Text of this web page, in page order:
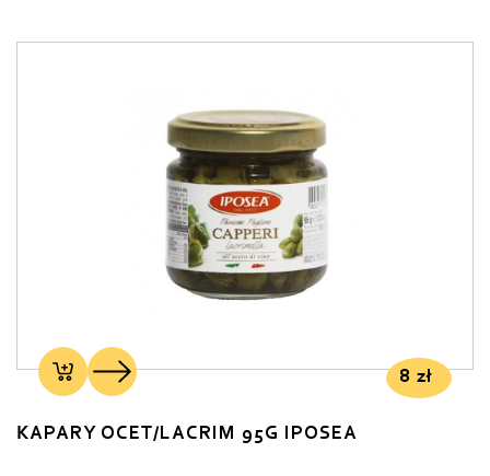
8 zł
KAPARY OCET/LACRIM 95G IPOSEA